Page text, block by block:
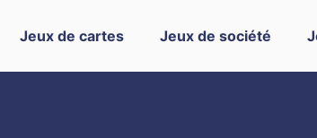
Jeux de cartes Jeux de société